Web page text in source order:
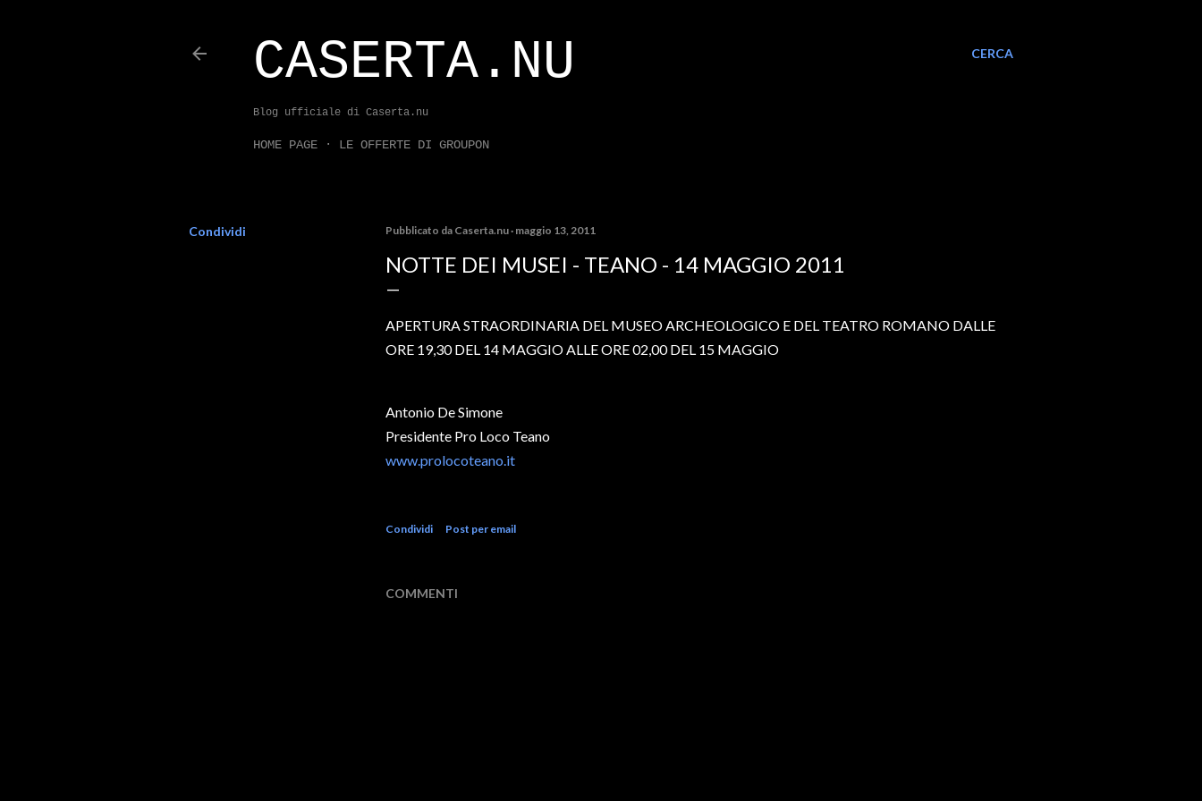
CERCA
CASERTA.NU
Blog ufficiale di Caserta.nu
HOME PAGE LE OFFERTE DI GROUPON
Condividi Pubblicato da Caserta.nu maggio 13, 2011
NOTTE DEI MUSEI - TEANO - 14 MAGGIO 2011
APERTURA STRAORDINARIA DEL MUSEO ARCHEOLOGICO E DEL TEATRO ROMANO DALLE
ORE 19,30 DEL 14 MAGGIO ALLE ORE 02,00 DEL 15 MAGGIO
Antonio De Simone
Presidente Pro Loco Teano
www.prolocoteano.it
Condividi Post per email
COMMENTI